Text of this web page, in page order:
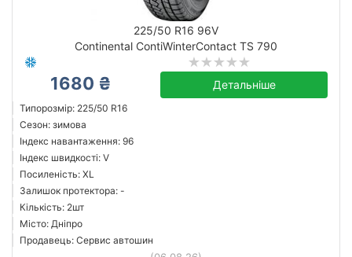
225/50 R16 96V
Continental ContiWinterContact TS 790
1680 ₴ Детальніше
Типорозмір: 225/50 R16
Сезон: зимова
Індекс навантаження: 96
Індекс швидкості: V
Посиленість: XL
Залишок протектора: -
Кількість: 2шт
Місто: Дніпро
Продавець: Сервис автошин